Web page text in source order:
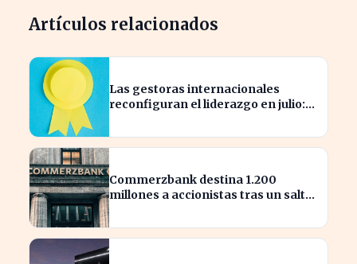
Artículos relacionados
Las gestoras internacionales
reconfiguran el liderazgo en julio:
nombrados?
Commerzbank destina 1.200
millones a accionistas tras un salto